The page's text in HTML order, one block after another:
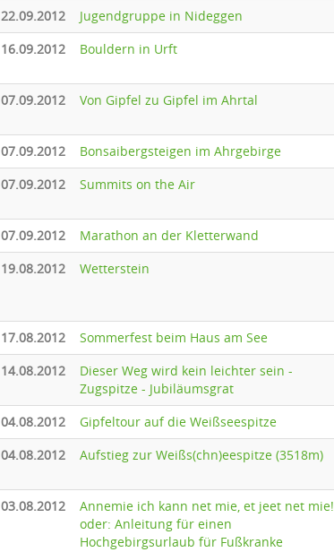
22.09.2012
Jugendgruppe in Nideggen
16.09.2012
Bouldern in Urft
07.09.2012 Von Gipfel zu Gipfel im Ahrtal
07.09.2012 Bonsaibergsteigen im Ahrgebirge
07.09.2012
Summits on the Air
07.09.2012
Marathon an der Kletterwand
19.08.2012
Wetterstein
17.08.2012 Sommerfest beim Haus am See
14.08.2012
Dieser Weg wird kein leichter sein -
Zugspitze - Jubiläumsgrat
04.08.2012 Gipfeltour auf die Weißseespitze
04.08.2012
Aufstieg zur Weißs(chn)eespitze (3518m)
03.08.2012
Annemie ich kann net mie, et jeet net mie!
oder: Anleitung für einen
Hochgebirgsurlaub für Fußkranke